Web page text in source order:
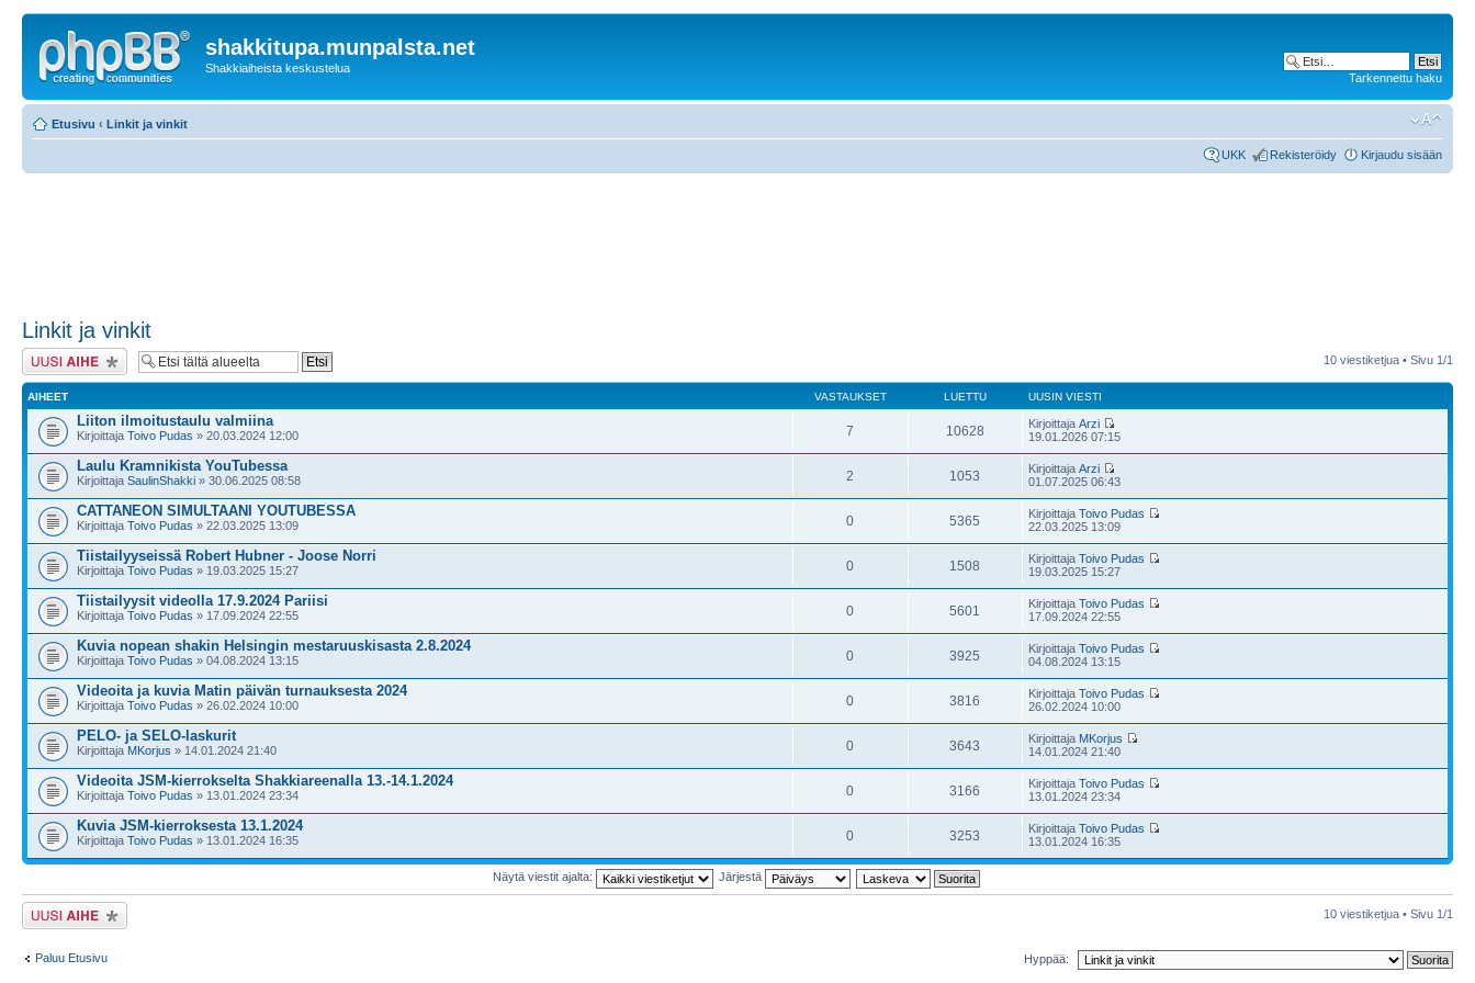
shakkitupa.munpalsta.net
Shakkiaiheista keskustelua
Tarkennettu haku
Etusivu ‹ Linkit ja vinkit
UKK Rekisteröidy Kirjaudu sisään
Linkit ja vinkit
Lähetä uusi viesti 10 viestiketjua • Sivu 1/1
AIHEET VASTAUKSET LUETTU UUSIN VIESTI
Liiton ilmoitustaulu valmiina
Kirjoittaja Toivo Pudas » 20.03.2024 12:00 7 10628 KirjoittajaArzi
19.01.2026 07:15
Laulu Kramnikista YouTubessa
Kirjoittaja SaulinShakki » 30.06.2025 08:58 2 1053 KirjoittajaArzi
01.07.2025 06:43
CATTANEON SIMULTAANI YOUTUBESSA
Kirjoittaja Toivo Pudas » 22.03.2025 13:09 0 5365 KirjoittajaToivo Pudas
22.03.2025 13:09
Tiistailyyseissä Robert Hubner - Joose Norri
Kirjoittaja Toivo Pudas » 19.03.2025 15:27 0 1508 KirjoittajaToivo Pudas
19.03.2025 15:27
Tiistailyysit videolla 17.9.2024 Pariisi
Kirjoittaja Toivo Pudas » 17.09.2024 22:55 0 5601 KirjoittajaToivo Pudas
17.09.2024 22:55
Kuvia nopean shakin Helsingin mestaruuskisasta 2.8.2024
Kirjoittaja Toivo Pudas » 04.08.2024 13:15 0 3925 KirjoittajaToivo Pudas
04.08.2024 13:15
Videoita ja kuvia Matin päivän turnauksesta 2024
Kirjoittaja Toivo Pudas » 26.02.2024 10:00 0 3816 KirjoittajaToivo Pudas
26.02.2024 10:00
PELO- ja SELO-laskurit
Kirjoittaja MKorjus » 14.01.2024 21:40 0 3643 Kirjoittaja MKorjus
14.01.2024 21:40
Videoita JSM-kierrokselta Shakkiareenalla 13.-14.1.2024
Kirjoittaja Toivo Pudas » 13.01.2024 23:34 0 3166 KirjoittajaToivo Pudas
13.01.2024 23:34
Kuvia JSM-kierroksesta 13.1.2024
Kirjoittaja Toivo Pudas » 13.01.2024 16:35 0 3253 KirjoittajaToivo Pudas
13.01.2024 16:35
Näytä viestit ajalta: Järjestä
Lähetä uusi viesti 10 viestiketjua • Sivu 1/1
Paluu Etusivu Hyppää: